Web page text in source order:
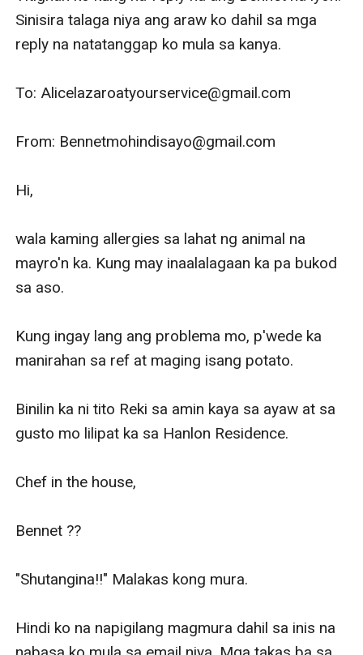
Sinisira talaga niya ang araw ko dahil sa mga
reply na natatanggap ko mula sa kanya.
To: Alicelazaroatyourservice@gmail.com
From: Bennetmohindisayo@gmail.com
Hi,
wala kaming allergies sa lahat ng animal na
mayro'n ka. Kung may inaalalagaan ka pa bukod
sa aso.
Kung ingay lang ang problema mo, p'wede ka
manirahan sa ref at maging isang potato.
Binilin ka ni tito Reki sa amin kaya sa ayaw at sa
gusto mo lilipat ka sa Hanlon Residence.
Chef in the house,
Bennet ?‍?
"Shutangina!!" Malakas kong mura.
Hindi ko na napigilang magmura dahil sa inis na